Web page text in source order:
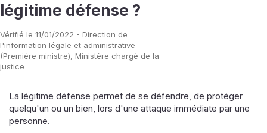
légitime défense ?
Vérifié le 11/01/2022 - Direction de
l'information légale et administrative
(Première ministre), Ministère chargé de la
justice
La légitime défense permet de se défendre, de protéger
quelqu'un ou un bien, lors d'une attaque immédiate par une
personne.